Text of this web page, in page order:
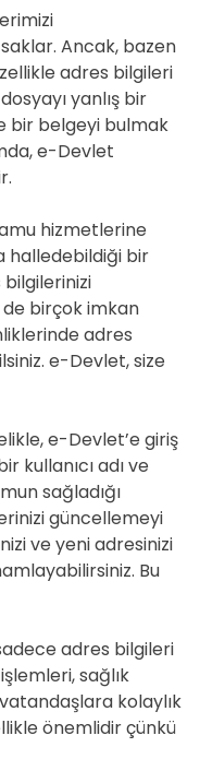
Ancak, bazen
adres bilgileri
yanlış bir
bir belgeyi bulmak
e-Devlet
hizmetlerine
halledebildiği bir
birçok imkan
adres
e-Devlet, size
e-Devlet’e giriş
kullanıcı adı ve
sağladığı
güncellemeyi
ve yeni adresinizi
Bu
adres bilgileri
sağlık
kolaylık
önemlidir çünkü